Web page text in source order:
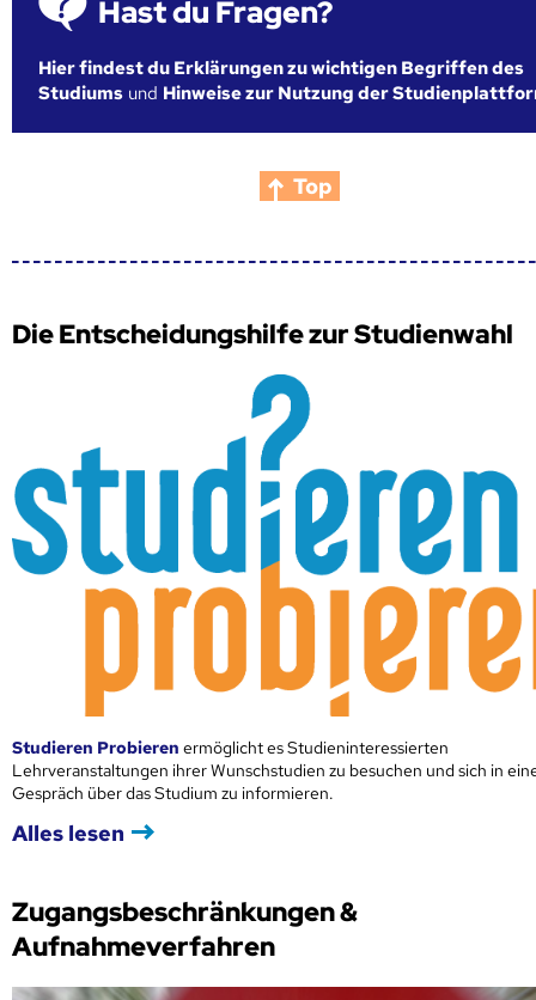
Hast du Fragen?
Hier findest du Erklärungen zu wichtigen Begriffen des
Studiums und Hinweise zur Nutzung der
Top
Die Entscheidungshilfe zur Studienwahl
Studieren Probieren ermöglicht es Studieninteressierten
Lehrveranstaltungen ihrer Wunschstudien zu besuchen und sich in
Gespräch über das Studium zu informieren.
Alles lesen
Zugangsbeschränkungen &
Aufnahmeverfahren